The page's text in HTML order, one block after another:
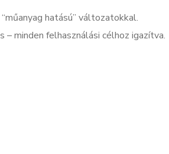
hatású” változatokkal.
– minden felhasználási célhoz igazítva.